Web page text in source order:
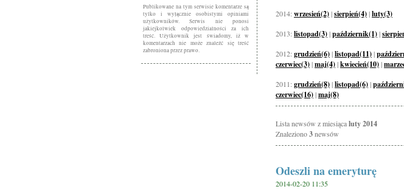
Publikowane na tym serwisie komentarze są
tylko i wyłącznie osobistymi opiniami
użytkowników. Serwis nie ponosi
jakiejkolwiek odpowiedzialności za ich
treść. Użytkownik jest świadomy, iż w
komentarzach nie może znaleźć się treść
zabroniona przez prawo.
2014:wrzesień(2)|sierpień(4)|luty(3)
2013:listopad(3)|październik(1)|
2012:grudzień(6)|listopad(11)|
czerwiec(3)|maj(4)|kwiecień(10)|
2011:grudzień(8)|listopad(6)|
czerwiec(16)|maj(8)
Lista newsów z miesiącaluty 2014
Znaleziono3newsów
Odeszli na emeryturę
2014-02-20 11:35